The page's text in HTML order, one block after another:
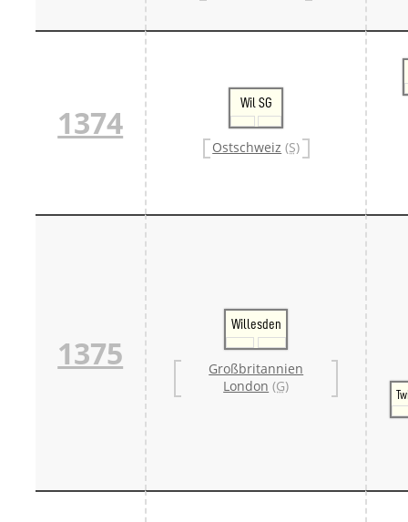
1374
Wil SG
Ostschweiz (S)
1375
Willesden
Großbritannien
London (G)